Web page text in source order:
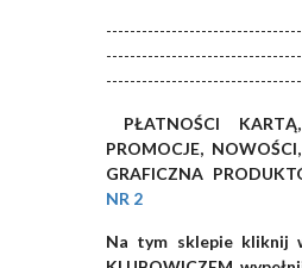
PŁATNOŚCI
PROMOCJE,
GRAFICZNA
NR 2
Na tym sklepie kliknij